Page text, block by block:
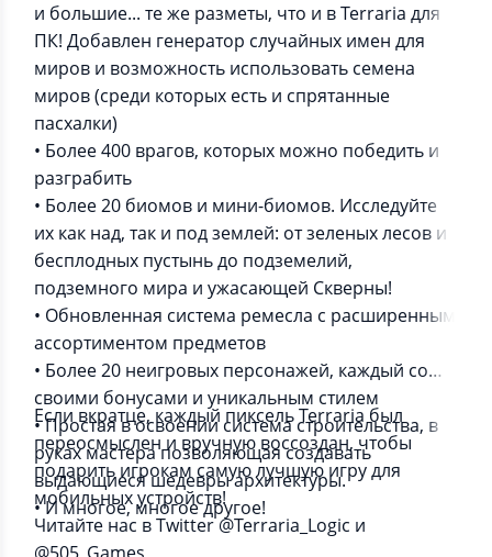
и большие... те же разметы, что и в Terraria для
ПК! Добавлен генератор случайных имен для
миров и возможность использовать семена
миров (среди которых есть и спрятанные
пасхалки)
• Более 400 врагов, которых можно победить и
разграбить
• Более 20 биомов и мини-биомов. Исследуйте
их как над, так и под землей: от зеленых лесов и
бесплодных пустынь до подземелий,
подземного мира и ужасающей Скверны!
• Обновленная система ремесла с расширенным
ассортиментом предметов
• Более 20 неигровых персонажей, каждый со
своими бонусами и уникальным стилем
• Простая в освоении система строительства, в
руках мастера позволяющая создавать
выдающиеся шедевры архитектуры.
• И многое, многое другое!
Если вкратце, каждый пиксель Terraria был
переосмыслен и вручную воссоздан, чтобы
подарить игрокам самую лучшую игру для
мобильных устройств!
Читайте нас в Twitter @Terraria_Logic и